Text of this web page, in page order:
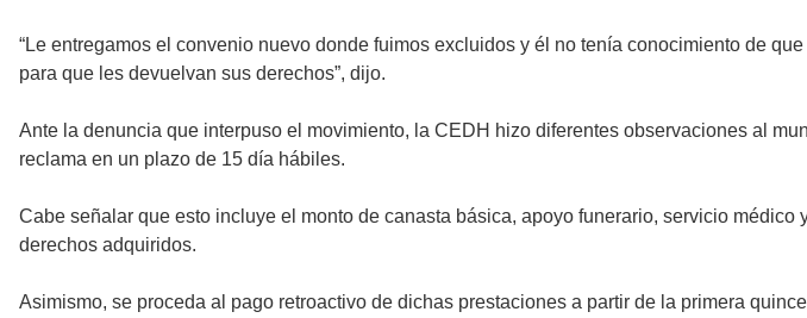
“Le entregamos el convenio nuevo donde fuimos excluidos y él no tenía conocimiento de
para que les devuelvan sus derechos”, dijo.
Ante la denuncia que interpuso el movimiento, la CEDH hizo diferentes observaciones al
reclama en un plazo de 15 día hábiles.
Cabe señalar que esto incluye el monto de canasta básica, apoyo funerario, servicio
derechos adquiridos.
Asimismo, se proceda al pago retroactivo de dichas prestaciones a partir de la primera